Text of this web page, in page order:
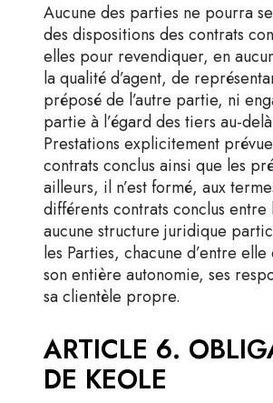
Aucune des parties ne pourra
des dispositions des contrats
elles pour revendiquer, en
la qualité d’agent, de
préposé de l’autre partie, ni
partie à l’égard des tiers au-
Prestations explicitement
contrats conclus ainsi que les
ailleurs, il n’est formé, aux
différents contrats conclus entre
aucune structure juridique
les Parties, chacune d’entre
son entière autonomie, ses
sa clientèle propre.
ARTICLE 6.
DE KEOLE